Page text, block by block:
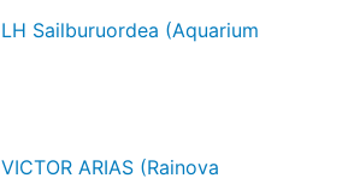
LH Sailburuordea (Aquarium
VICTOR ARIAS (Rainova